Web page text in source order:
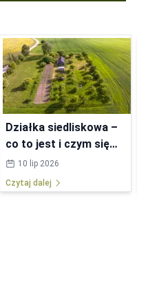
Działka siedliskowa –
co to jest i czym się
różni od budowlanej?
10 lip 2026
Czytaj dalej